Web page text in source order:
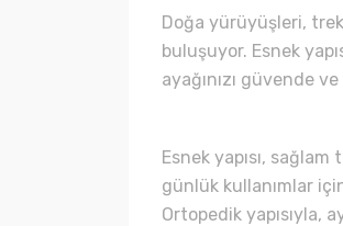
Doğa yürüyüşleri,
buluşuyor. Esnek
ayağınızı güvende
Esnek yapısı,
günlük kullanımlar
Ortopedik yapısıyla,